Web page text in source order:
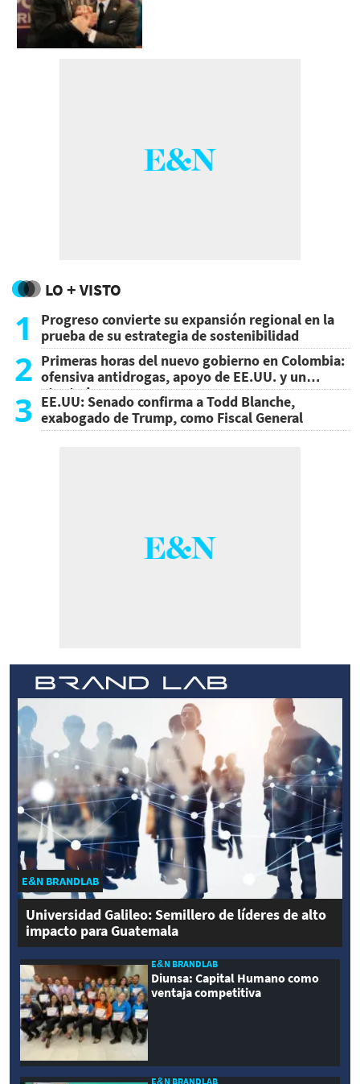
LO + VISTO
1
Progreso convierte su expansión regional en la
prueba de su estrategia de sostenibilidad
2 Primeras horas del nuevo gobierno en Colombia:
ofensiva antidrogas, apoyo de EE.UU. y un
atentado
3 EE.UU: Senado confirma a Todd Blanche,
exabogado de Trump, como Fiscal General
E&N BRANDLAB
Universidad Galileo: Semillero de líderes de alto
impacto para Guatemala
E&N BRANDLAB
Diunsa: Capital Humano como
ventaja competitiva
E&N BRANDLAB